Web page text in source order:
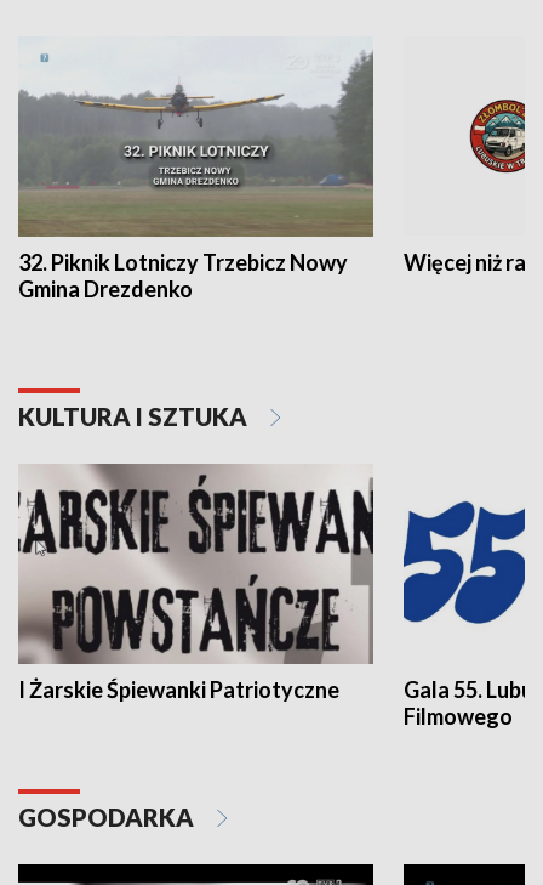
32. Piknik Lotniczy Trzebicz Nowy
Gmina Drezdenko
Więcej niż rajd
KULTURA I SZTUKA
I Żarskie Śpiewanki Patriotyczne
Gala 55.
Filmowego
GOSPODARKA